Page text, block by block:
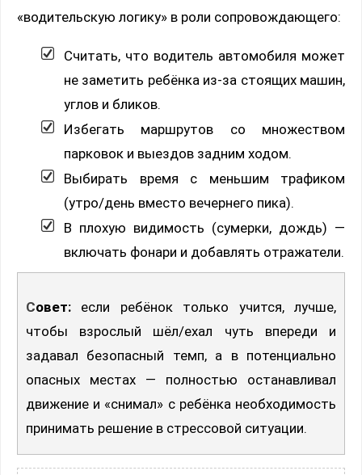
«водительскую логику» в роли сопровождающего:
Считать, что водитель автомобиля может
не заметить ребёнка из-за стоящих машин,
углов и бликов.
Избегать маршрутов со множеством
парковок и выездов задним ходом.
Выбирать время с меньшим трафиком
(утро/день вместо вечернего пика).
В плохую видимость (сумерки, дождь) —
включать фонари и добавлять отражатели.
Совет: если ребёнок только учится, лучше,
чтобы взрослый шёл/ехал чуть впереди и
задавал безопасный темп, а в потенциально
опасных местах — полностью останавливал
движение и «снимал» с ребёнка необходимость
принимать решение в стрессовой ситуации.